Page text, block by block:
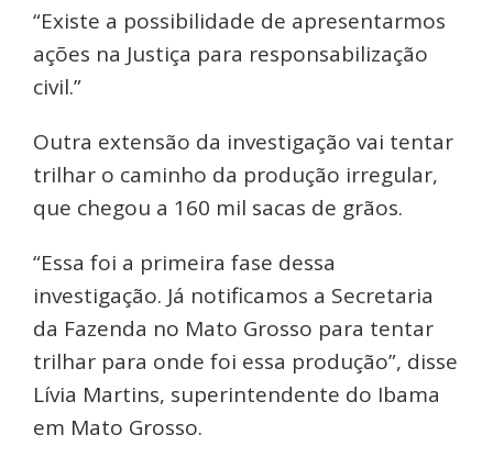
“Existe a possibilidade de apresentarmos
ações na Justiça para responsabilização
civil.”
Outra extensão da investigação vai tentar
trilhar o caminho da produção irregular,
que chegou a 160 mil sacas de grãos.
“Essa foi a primeira fase dessa
investigação. Já notificamos a Secretaria
da Fazenda no Mato Grosso para tentar
trilhar para onde foi essa produção”, disse
Lívia Martins, superintendente do Ibama
em Mato Grosso.